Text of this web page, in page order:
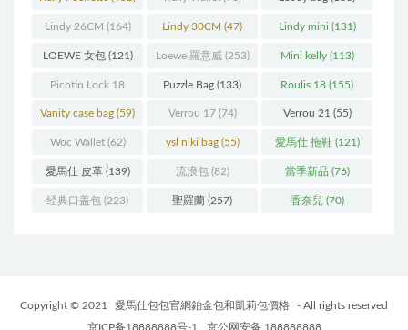
Lindy 26CM (164) Lindy 30CM (47) Lindy mini (131)
LOEWE 女包(121) Loewe 羅意威(253) Mini kelly(113)
Picotin Lock 18
(202)
Puzzle Bag (133) Roulis 18 (155)
Vanity case bag (59) Verrou 17(74) Verrou 21 (55)
Woc Wallet(62) ysl niki bag(55) 愛馬仕 拖鞋(121)
愛馬仕 皮革(139) 流浪包(82) 當季新品 (76)
经典口盖包 (223) 聖羅蘭 (257) 香奈兒 (70)
Copyright © 2021 愛馬仕包包官網鉑金包和凱莉包價格
- All rights reserved
京ICP备18888888号-1
京公网安备 188888888